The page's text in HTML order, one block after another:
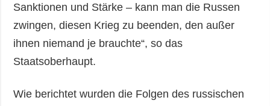
Sanktionen und Stärke – kann man die Russen
zwingen, diesen Krieg zu beenden, den außer
ihnen niemand je brauchte“, so das
Staatsoberhaupt.
Wie berichtet wurden die Folgen des russischen